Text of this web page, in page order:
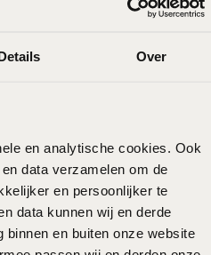
Over
en analytische cookies. Ook
data verzamelen om de
en persoonlijker te
data kunnen wij en derde
binnen en buiten onze website